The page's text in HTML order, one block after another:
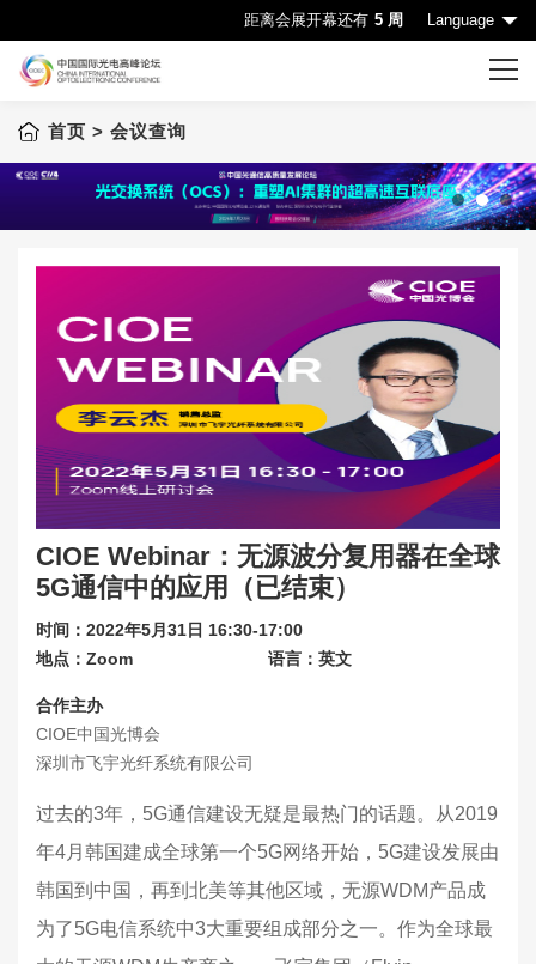
距离会展开幕还有 5 周 Language
首页
CIOE首页
会议查询
赞助机会
申请成为演讲嘉宾
下载中心
联系我们
关于展会
首页 > 会议查询
CIOE Webinar：无源波分复用器在全球
5G通信中的应用（已结束）
时间：2022年5月31日 16:30-17:00
地点：Zoom
语言：英文
合作主办
CIOE中国光博会
深圳市飞宇光纤系统有限公司
过去的3年，5G通信建设无疑是最热门的话题。从2019
年4月韩国建成全球第一个5G网络开始，5G建设发展由
韩国到中国，再到北美等其他区域，无源WDM产品成
为了5G电信系统中3大重要组成部分之一。作为全球最